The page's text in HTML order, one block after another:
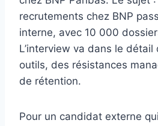
recrutements chez BNP
interne, avec 10 000
L’interview va dans le
outils, des résistances
de rétention.
Pour un candidat externe